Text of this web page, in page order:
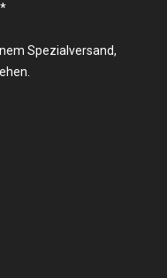
Spezialversand,